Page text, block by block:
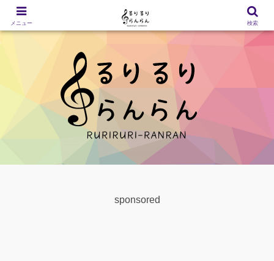
sponsored
メニュー 検索